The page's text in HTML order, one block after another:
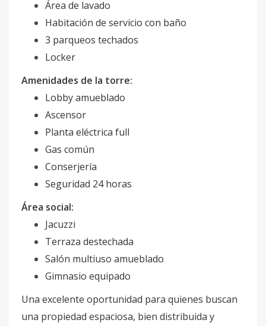
Área de lavado
Habitación de servicio con baño
3 parqueos techados
Locker
Amenidades de la torre:
Lobby amueblado
Ascensor
Planta eléctrica full
Gas común
Conserjería
Seguridad 24 horas
Área social:
Jacuzzi
Terraza destechada
Salón multiuso amueblado
Gimnasio equipado
Una excelente oportunidad para quienes buscan
una propiedad espaciosa, bien distribuida y